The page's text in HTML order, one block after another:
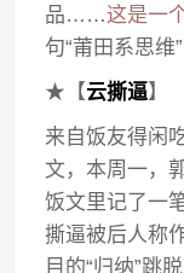
品……这是一
句“莆田系思维
★【云撕逼】
来自饭友得闲
文，本周一，
饭文里记了一
撕逼被后人称
目的“归纳”跳